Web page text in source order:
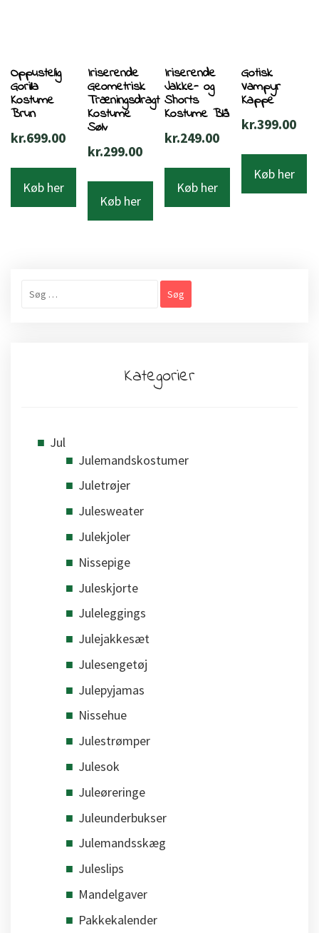
Oppustelig
Gorilla
Kostume
Brun
kr.699.00
Køb her
Iriserende
Geometrisk
Træningsdragt
Kostume
Sølv
kr.299.00
Køb her
Iriserende
Jakke- og
Shorts
Kostume Blå
kr.249.00
Køb her
Gotisk
Vampyr
Kappe
kr.399.00
Køb her
efter:
Kategorier
Jul
Julemandskostumer
Juletrøjer
Julesweater
Julekjoler
Nissepige
Juleskjorte
Juleleggings
Julejakkesæt
Julesengetøj
Julepyjamas
Nissehue
Julestrømper
Julesok
Juleøreringe
Juleunderbukser
Julemandsskæg
Juleslips
Mandelgaver
Pakkekalender